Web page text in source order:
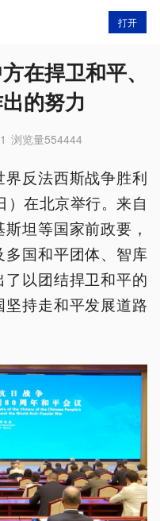
打开
在捍卫和平、
的努力
浏览量554444
反法西斯战争胜利
在北京举行。来自
坦等国家前政要，
国和平团体、智库
以团结捍卫和平的
持走和平发展道路